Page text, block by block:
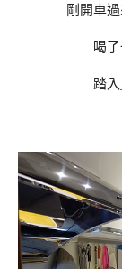
剛開車
喝
踏入